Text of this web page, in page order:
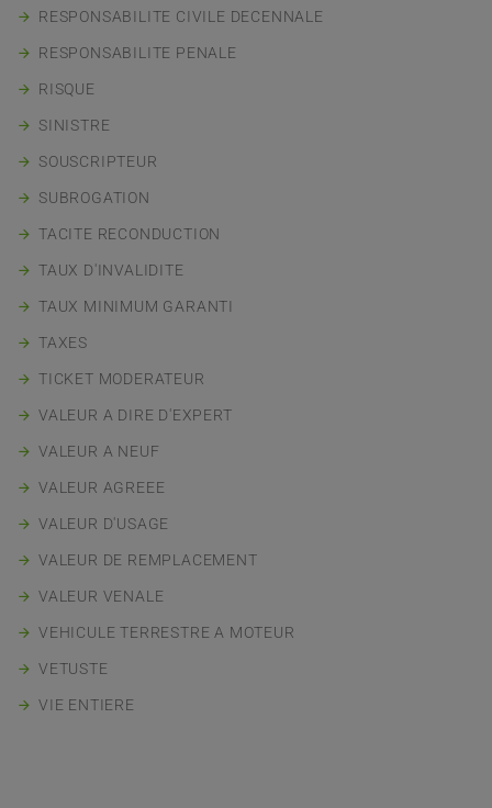
RESPONSABILITE CIVILE DECENNALE
RESPONSABILITE PENALE
RISQUE
SINISTRE
SOUSCRIPTEUR
SUBROGATION
TACITE RECONDUCTION
TAUX D'INVALIDITE
TAUX MINIMUM GARANTI
TAXES
TICKET MODERATEUR
VALEUR A DIRE D'EXPERT
VALEUR A NEUF
VALEUR AGREEE
VALEUR D'USAGE
VALEUR DE REMPLACEMENT
VALEUR VENALE
VEHICULE TERRESTRE A MOTEUR
VETUSTE
VIE ENTIERE